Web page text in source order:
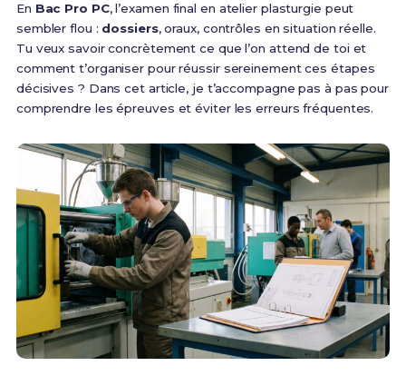
En Bac Pro PC, l’examen final en atelier plasturgie peut
sembler flou : dossiers, oraux, contrôles en situation réelle.
Tu veux savoir concrètement ce que l’on attend de toi et
comment t’organiser pour réussir sereinement ces étapes
décisives ? Dans cet article, je t’accompagne pas à pas pour
comprendre les épreuves et éviter les erreurs fréquentes.